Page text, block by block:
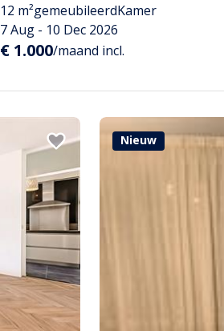
12 m²gemeubileerdKamer
7 Aug - 10 Dec 2026
€ 1.000/maand incl.
Nieuw